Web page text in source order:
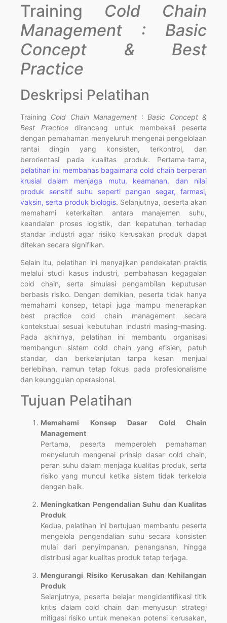
Training Cold Chain
Management : Basic
Concept & Best
Practice
Deskripsi Pelatihan
Training Cold Chain Management : Basic Concept &
Best Practice dirancang untuk membekali peserta
dengan pemahaman menyeluruh mengenai pengelolaan
rantai dingin yang konsisten, terkontrol, dan
berorientasi pada kualitas produk. Pertama-tama,
pelatihan ini membahas bagaimana cold chain berperan
krusial dalam menjaga mutu, keamanan, dan nilai
produk sensitif suhu seperti pangan segar, farmasi,
vaksin, serta produk biologis. Selanjutnya, peserta akan
memahami keterkaitan antara manajemen suhu,
keandalan proses logistik, dan kepatuhan terhadap
standar industri agar risiko kerusakan produk dapat
ditekan secara signifikan.
Selain itu, pelatihan ini menyajikan pendekatan praktis
melalui studi kasus industri, pembahasan kegagalan
cold chain, serta simulasi pengambilan keputusan
berbasis risiko. Dengan demikian, peserta tidak hanya
memahami konsep, tetapi juga mampu menerapkan
best practice cold chain management secara
kontekstual sesuai kebutuhan industri masing-masing.
Pada akhirnya, pelatihan ini membantu organisasi
membangun sistem cold chain yang efisien, patuh
standar, dan berkelanjutan tanpa kesan menjual
berlebihan, namun tetap fokus pada profesionalisme
dan keunggulan operasional.
Tujuan Pelatihan
Memahami Konsep Dasar Cold Chain
Management
Pertama, peserta memperoleh pemahaman
menyeluruh mengenai prinsip dasar cold chain,
peran suhu dalam menjaga kualitas produk, serta
risiko yang muncul ketika sistem tidak terkelola
dengan baik.
Meningkatkan Pengendalian Suhu dan Kualitas
Produk
Kedua, pelatihan ini bertujuan membantu peserta
mengelola pengendalian suhu secara konsisten
mulai dari penyimpanan, penanganan, hingga
distribusi agar kualitas produk tetap terjaga.
Mengurangi Risiko Kerusakan dan Kehilangan
Produk
Selanjutnya, peserta belajar mengidentifikasi titik
kritis dalam cold chain dan menyusun strategi
mitigasi risiko untuk menekan potensi kerusakan,